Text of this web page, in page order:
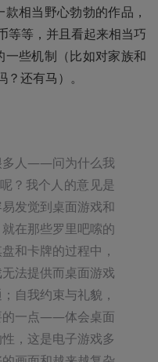
相当野心勃勃的作品，
等等，并且看起来相当巧
些机制（比如对家族和
还有马）。
人——问为什么我
？我个人的意见是
发觉到桌面游戏和
在那些罗里吧嗦的
和卡牌的过程中，
法提供而桌面游戏
自我约束与礼貌，
的一点——体会桌面
，这是电子游戏多